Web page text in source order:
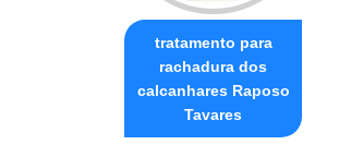
tratamento para
rachadura dos
calcanhares Raposo
Tavares